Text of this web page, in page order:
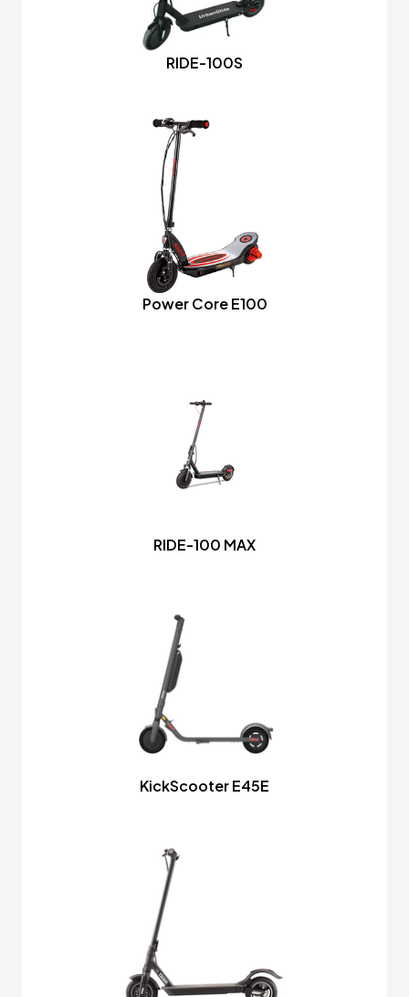
RIDE-100S
Power Core E100
RIDE-100 MAX
KickScooter E45E